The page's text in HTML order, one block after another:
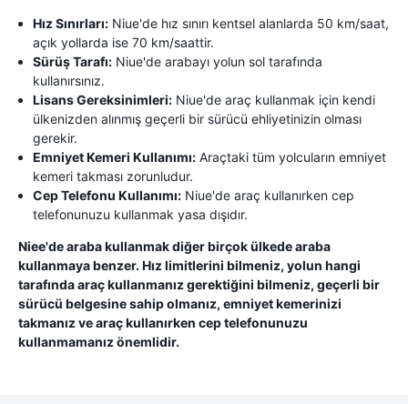
Hız Sınırları: Niue'de hız sınırı kentsel alanlarda 50 km/saat,
açık yollarda ise 70 km/saattir.
Sürüş Tarafı: Niue'de arabayı yolun sol tarafında
kullanırsınız.
Lisans Gereksinimleri: Niue'de araç kullanmak için kendi
ülkenizden alınmış geçerli bir sürücü ehliyetinizin olması
gerekir.
Emniyet Kemeri Kullanımı: Araçtaki tüm yolcuların emniyet
kemeri takması zorunludur.
Cep Telefonu Kullanımı: Niue'de araç kullanırken cep
telefonunuzu kullanmak yasa dışıdır.
Niee'de araba kullanmak diğer birçok ülkede araba
kullanmaya benzer. Hız limitlerini bilmeniz, yolun hangi
tarafında araç kullanmanız gerektiğini bilmeniz, geçerli bir
sürücü belgesine sahip olmanız, emniyet kemerinizi
takmanız ve araç kullanırken cep telefonunuzu
kullanmamanız önemlidir.